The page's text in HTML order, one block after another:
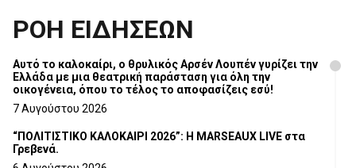
ΡΟΗ ΕΙΔΗΣΕΩΝ
Αυτό το καλοκαίρι, ο θρυλικός Αρσέν Λουπέν γυρίζει την
Ελλάδα με μια θεατρική παράσταση για όλη την
οικογένεια, όπου το τέλος το αποφασίζεις εσύ!
7 Αυγούστου 2026
“ΠΟΛΙΤΙΣΤΙΚΟ ΚΑΛΟΚΑΙΡΙ 2026”: Η MARSEAUX LIVE στα
Γρεβενά.